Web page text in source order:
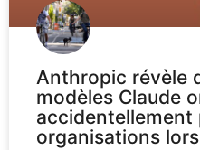
Anthropic révèle
modèles Claude
accidentellement
organisations